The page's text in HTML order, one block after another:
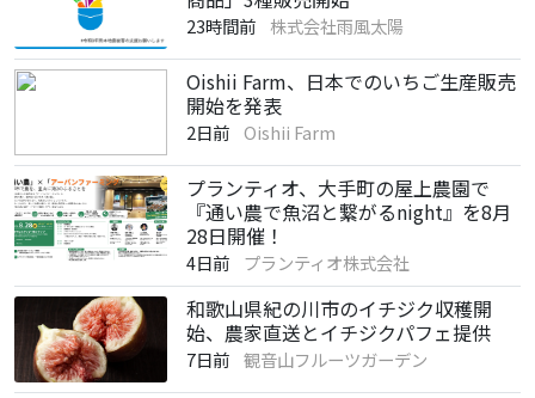
23時間前 株式会社雨風太陽
Oishii Farm、日本でのいちご生産販売
開始を発表
2日前 Oishii Farm
プランティオ、大手町の屋上農園で
『通い農で魚沼と繋がるnight』を8月
28日開催！
4日前 プランティオ株式会社
和歌山県紀の川市のイチジク収穫開
始、農家直送とイチジクパフェ提供
7日前 観音山フルーツガーデン